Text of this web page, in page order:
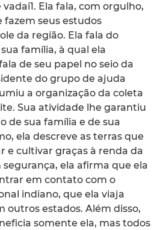
Ela fala, com orgulho,
fazem seus estudos
da região. Ela fala do
família, à qual ela
de seu papel no seio da
do grupo de ajuda
a organização da coleta
Sua atividade lhe garantiu
de sua família e de sua
ela descreve as terras que
e cultivar graças à renda da
ela afirma que ela
em contato com o
indiano, que ela viaja
outros estados. Além disso,
somente ela, mas todos